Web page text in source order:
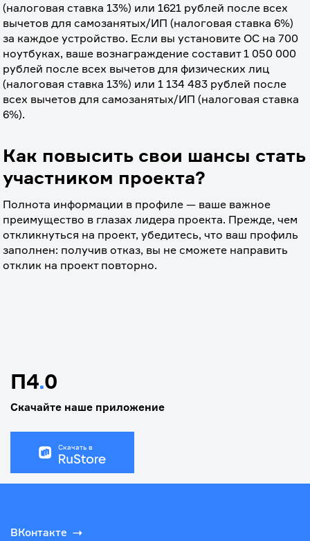
(налоговая ставка 13%) или 1621 рублей после всех
вычетов для самозанятых/ИП (налоговая ставка 6%)
за каждое устройство. Если вы установите ОС на 700
ноутбуках, ваше вознаграждение составит 1 050 000
рублей после всех вычетов для физических лиц
(налоговая ставка 13%) или 1 134 483 рублей после
всех вычетов для самозанятых/ИП (налоговая ставка
6%).
Как повысить свои шансы стать
участником проекта?
Полнота информации в профиле — ваше важное
преимущество в глазах лидера проекта. Прежде, чем
откликнуться на проект, убедитесь, что ваш профиль
заполнен: получив отказ, вы не сможете направить
отклик на проект повторно.
П4.0
Скачайте наше приложение
Скачать в
ВКонтакте